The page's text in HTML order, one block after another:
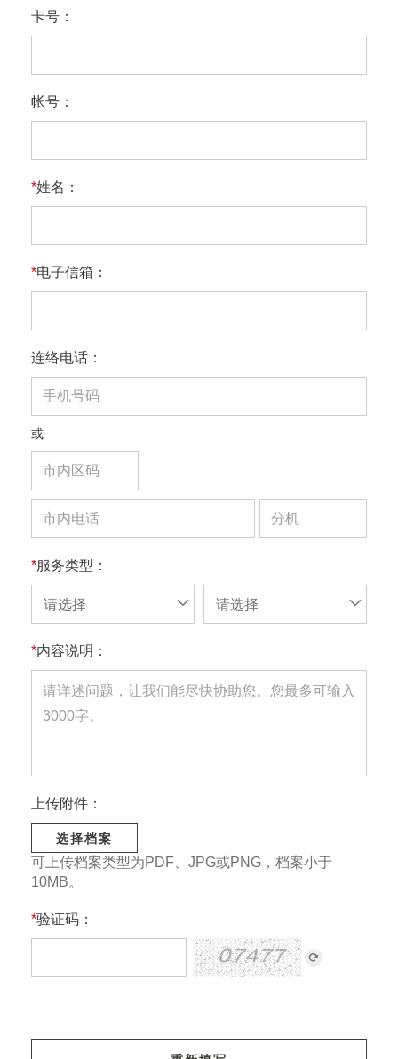
卡号：
帐号：
*姓名：
*电子信箱：
连络电话：
或
*服务类型：
请选择 请选择
*内容说明：
上传附件：
选择档案
可上传档案类型为PDF、JPG或PNG，档案小于
10MB。
*验证码：